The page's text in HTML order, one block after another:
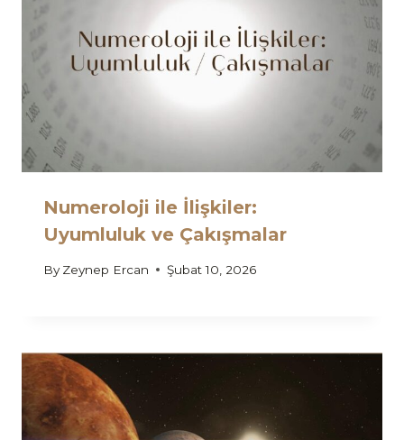
Numeroloji ile İlişkiler:
Uyumluluk ve Çakışmalar
By Zeynep Ercan Şubat 10, 2026